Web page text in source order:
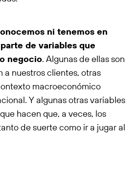
ni tenemos en
de variables que
negocio. Algunas de ellas son
a nuestros clientes, otras
macroeconómico
Y algunas otras variables
hacen que, a veces, los
de suerte como ir a jugar al